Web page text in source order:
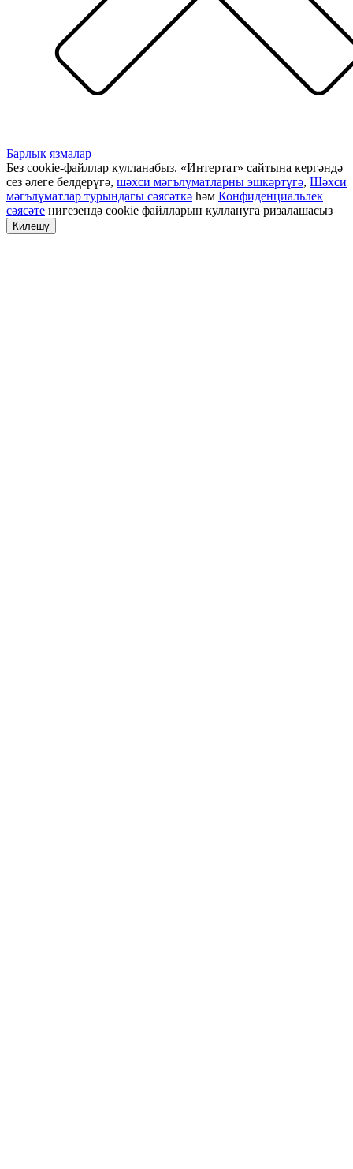
Барлык язмалар
Без cookie-файллар кулланабыз. «Интертат» сайтына кергәндә
сез әлеге белдерүгә, шәхси мәгълүматларны эшкәртүгә, Шәхси
мәгълүматлар турындагы сәясәткә һәм Конфиденциальлек
сәясәте нигезендә cookie файлларын куллануга ризалашасыз
Килешү